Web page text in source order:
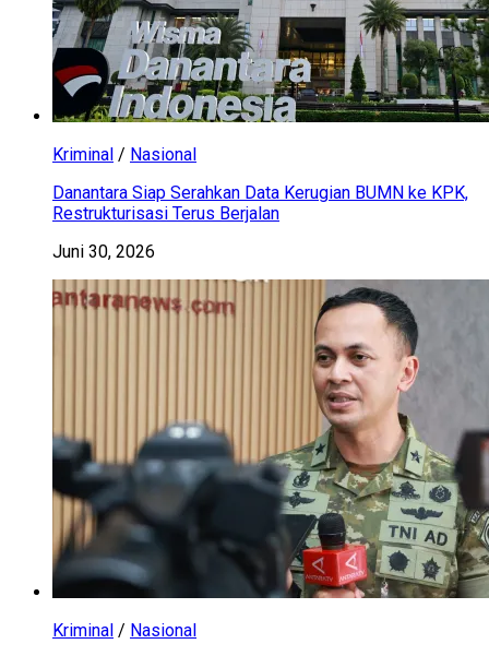
Kriminal / Nasional
Danantara Siap Serahkan Data Kerugian BUMN ke KPK,
Restrukturisasi Terus Berjalan
Juni 30, 2026
Kriminal / Nasional